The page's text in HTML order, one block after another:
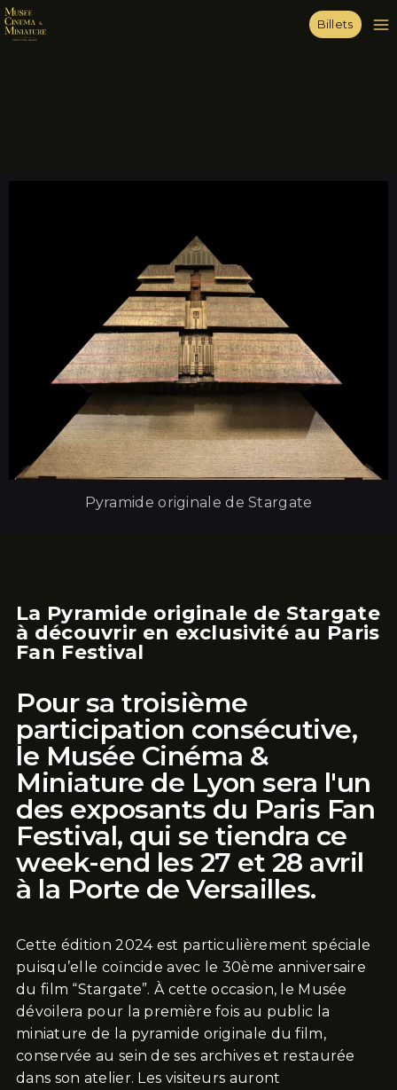
Billets
Pyramide originale de Stargate
La Pyramide originale de Stargate
à découvrir en exclusivité au Paris
Fan Festival
Pour sa troisième
participation consécutive,
le Musée Cinéma &
Miniature de Lyon sera l'un
des exposants du Paris Fan
Festival, qui se tiendra ce
week-end les 27 et 28 avril
à la Porte de Versailles.
Cette édition 2024 est particulièrement spéciale
puisqu’elle coïncide avec le 30ème anniversaire
du film “Stargate”. À cette occasion, le Musée
dévoilera pour la première fois au public la
miniature de la pyramide originale du film,
conservée au sein de ses archives et restaurée
dans son atelier. Les visiteurs auront